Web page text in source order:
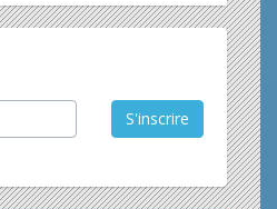
S'inscrire